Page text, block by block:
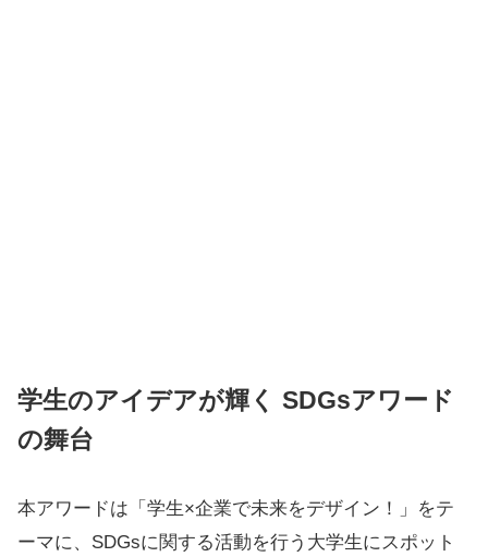
学生のアイデアが輝く SDGsアワード
の舞台
本アワードは「学生×企業で未来をデザイン！」をテ
ーマに、SDGsに関する活動を行う大学生にスポット